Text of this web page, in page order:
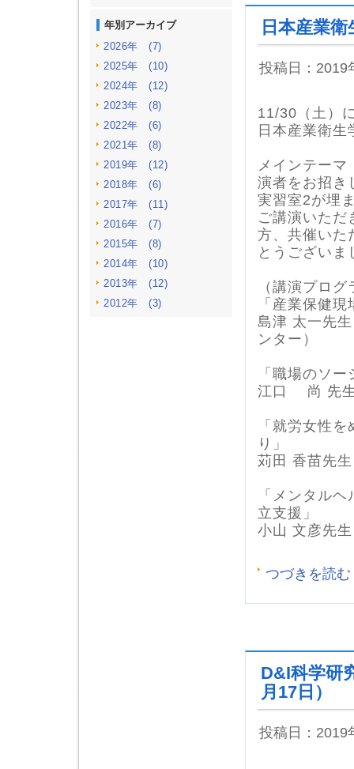
年別アーカイブ
2026年 (7)
2025年 (10)
2024年 (12)
2023年 (8)
2022年 (6)
2021年 (8)
2019年 (12)
2018年 (6)
2017年 (11)
2016年 (7)
2015年 (8)
2014年 (10)
2013年 (12)
2012年 (3)
日本産業
投稿日：2019
11/30（土）
日本産業衛
メインテーマ
演者をお招き
実習室2が埋
ご講演いただ
方、共催いた
とうございま
（講演プログ
「産業保健
島津 太一先
ンター）
「職場のソ
江口 尚 先生
「就労女性
り」
苅田 香苗先
「メンタル
立支援」
小山 文彦先
つづきを読む
D&I科学研
月17日）
投稿日：2019